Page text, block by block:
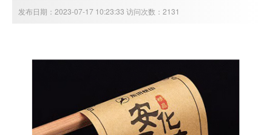
发布日期：2023-07-17 10:23:33 访问次数：2131